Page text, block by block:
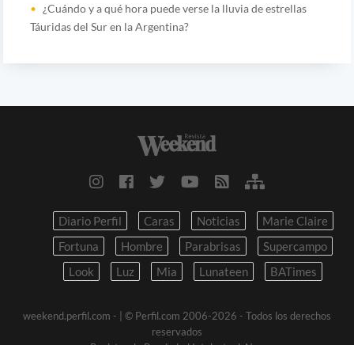
¿Cuándo y a qué hora puede verse la lluvia de estrellas
Táuridas del Sur en la Argentina?
Diario Perfil Caras Noticias
Marie Claire
Fortuna
Hombre Parabrisas
Supercampo
Look
Luz Mia Lunateen BATimes
weekend.perfil.com - | © Perfil.com 2006-2026 - Todos los derechos
reservados